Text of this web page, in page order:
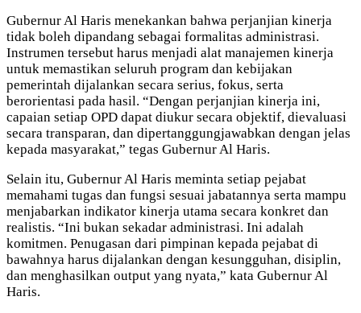
Gubernur Al Haris menekankan bahwa perjanjian kinerja
tidak boleh dipandang sebagai formalitas administrasi.
Instrumen tersebut harus menjadi alat manajemen kinerja
untuk memastikan seluruh program dan kebijakan
pemerintah dijalankan secara serius, fokus, serta
berorientasi pada hasil. “Dengan perjanjian kinerja ini,
capaian setiap OPD dapat diukur secara objektif, dievaluasi
secara transparan, dan dipertanggungjawabkan dengan jelas
kepada masyarakat,” tegas Gubernur Al Haris.
Selain itu, Gubernur Al Haris meminta setiap pejabat
memahami tugas dan fungsi sesuai jabatannya serta mampu
menjabarkan indikator kinerja utama secara konkret dan
realistis. “Ini bukan sekadar administrasi. Ini adalah
komitmen. Penugasan dari pimpinan kepada pejabat di
bawahnya harus dijalankan dengan kesungguhan, disiplin,
dan menghasilkan output yang nyata,” kata Gubernur Al
Haris.